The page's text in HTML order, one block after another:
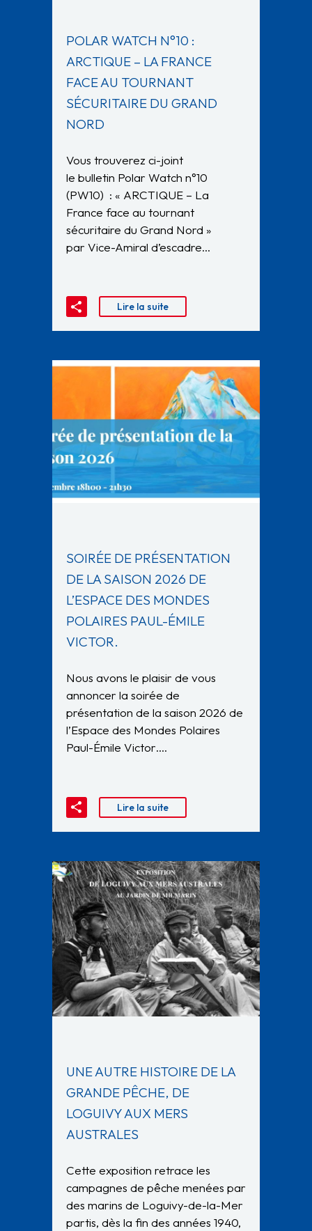
POLAR WATCH N°10 :
ARCTIQUE – LA FRANCE
FACE AU TOURNANT
SÉCURITAIRE DU GRAND
NORD
Vous trouverez ci-joint
le bulletin Polar Watch n°10
(PW10) : « ARCTIQUE – La
France face au tournant
sécuritaire du Grand Nord »
par Vice-Amiral d’escadre…
Lire la suite
SOIRÉE DE PRÉSENTATION
DE LA SAISON 2026 DE
L’ESPACE DES MONDES
POLAIRES PAUL-ÉMILE
VICTOR.
Nous avons le plaisir de vous
annoncer la soirée de
présentation de la saison 2026 de
l’Espace des Mondes Polaires
Paul-Émile Victor….
Lire la suite
UNE AUTRE HISTOIRE DE LA
GRANDE PÊCHE, DE
LOGUIVY AUX MERS
AUSTRALES
Cette exposition retrace les
campagnes de pêche menées par
des marins de Loguivy-de-la-Mer
partis, dès la fin des années 1940,